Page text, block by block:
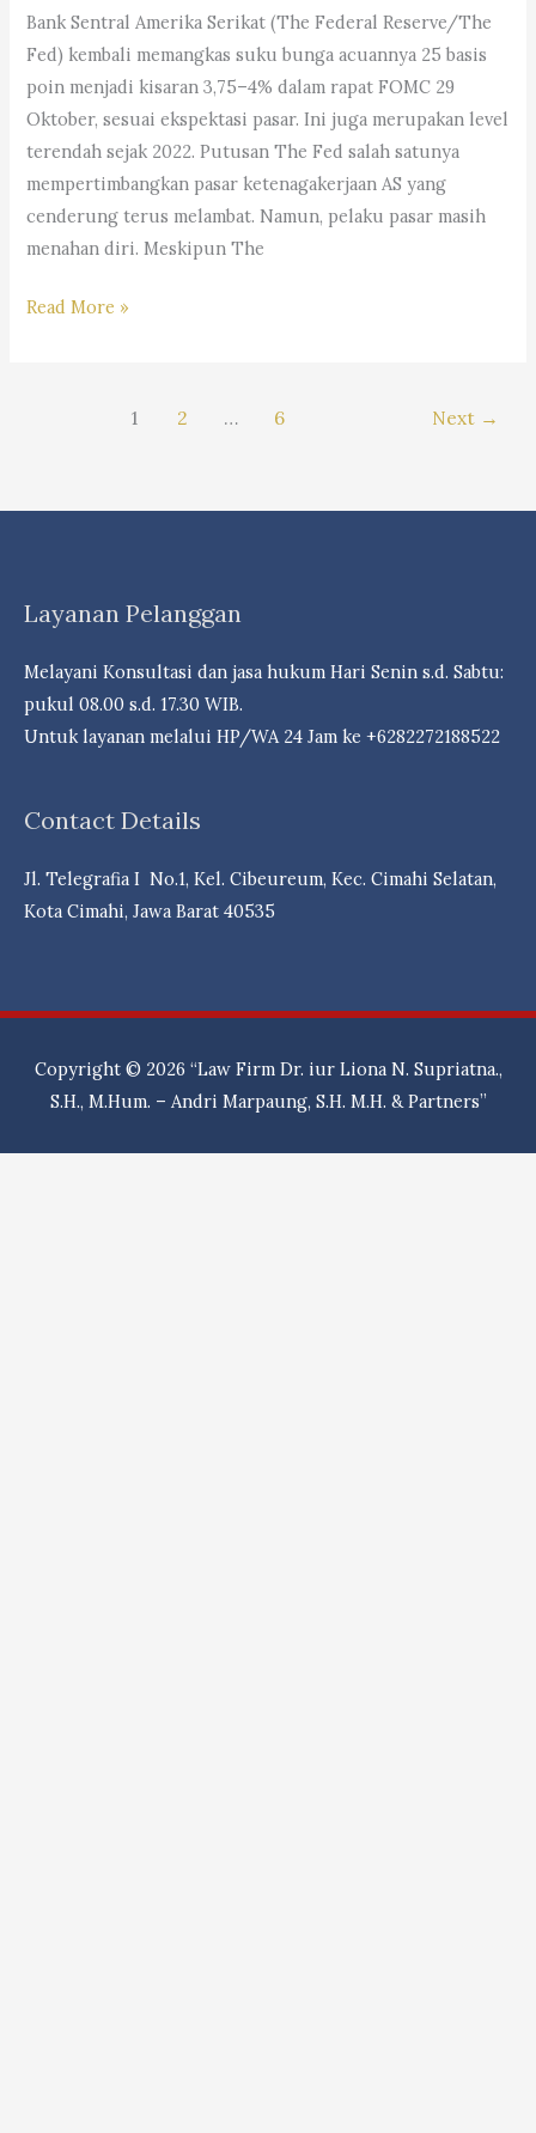
Andri
Marpaung,
S.H.
M.H.&
Partners
Bank Sentral Amerika Serikat (The Federal Reserve/The
Fed) kembali memangkas suku bunga acuannya 25 basis
poin menjadi kisaran 3,75–4% dalam rapat FOMC 29
Oktober, sesuai ekspektasi pasar. Ini juga merupakan level
terendah sejak 2022. Putusan The Fed salah satunya
mempertimbangkan pasar ketenagakerjaan AS yang
cenderung terus melambat. Namun, pelaku pasar masih
menahan diri. Meskipun The
#Trending:
dDna
Campuran
Berpeluang
Cuan- Law
Marpaung,
M.H.-
Dr.
N.
S.H.,
M.Hum.
Read More »
1 2 … 6 Next →
Layanan Pelanggan
Melayani Konsultasi dan jasa hukum Hari Senin s.d. Sabtu:
pukul 08.00 s.d. 17.30 WIB.
Untuk layanan melalui HP/WA 24 Jam ke +6282272188522
Contact Details
Jl. Telegrafia I No.1, Kel. Cibeureum, Kec. Cimahi Selatan,
Kota Cimahi, Jawa Barat 40535
Copyright © 2026 “Law Firm Dr. iur Liona N. Supriatna.,
S.H., M.Hum. – Andri Marpaung, S.H. M.H. & Partners”